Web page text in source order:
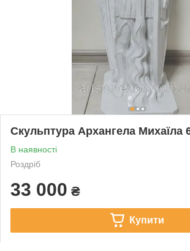
Скульптура Архангела Михаїла
В наявності
Роздріб
33 000 ₴
Купити